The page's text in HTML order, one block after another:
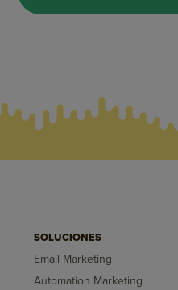
SOLUCIONES
Email Marketing
Automation Marketing